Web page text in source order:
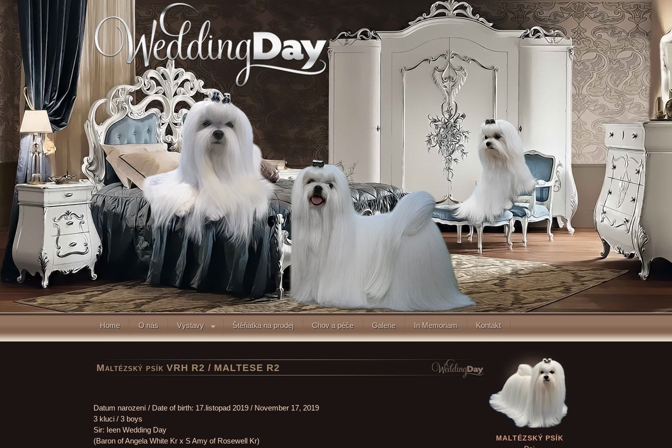
Home O nás Výstavy Štěňátka na prodej Chov a péče Galerie In Memoriam Kontakt
Maltézský psík VRH R2 / MALTESE R2
Datum narození / Date of birth: 17.listopad 2019 / November 17, 2019
3 kluci / 3 boys
Sir: Ieen Wedding Day
(Baron of Angela White Kr x S Amy of Rosewell Kr)
MALTÉZSKÝ PSÍK